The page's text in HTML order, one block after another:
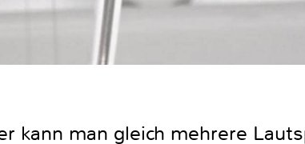
kann man gleich mehrere